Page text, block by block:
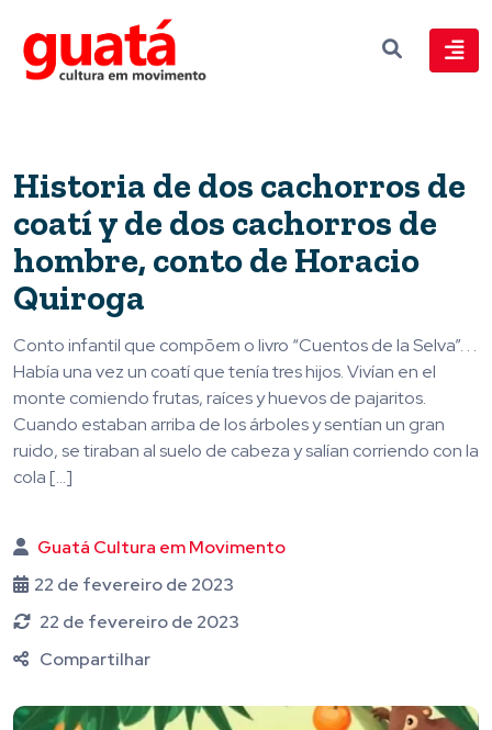
Historia de dos cachorros de
coatí y de dos cachorros de
hombre, conto de Horacio
Quiroga
Conto infantil que compõem o livro “Cuentos de la Selva”. . .
Había una vez un coatí que tenía tres hijos. Vivían en el
monte comiendo frutas, raíces y huevos de pajaritos.
Cuando estaban arriba de los árboles y sentían un gran
ruido, se tiraban al suelo de cabeza y salían corriendo con la
cola […]
Guatá Cultura em Movimento
22 de fevereiro de 2023
22 de fevereiro de 2023
Compartilhar